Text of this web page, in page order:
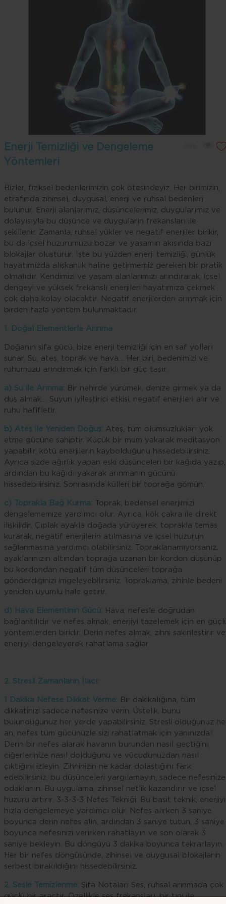
Enerji Temizliği ve Dengeleme
Yöntemleri
Bizler, fiziksel bedenlerimizin çok ötesindeyiz. Her birimizin,
etrafında zihinsel, duygusal, enerji ve ruhsal bedenleri
bulunur. Enerji alanlarımız, düşüncelerimiz, duygularımız ve
dolayısıyla bu düşünce ve duyguların frekansları ile
şekillenir. Zamanla, ruhsal yükler ve negatif enerjiler birikir,
bu da içsel huzurumuzu bozar ve yaşamın akışında bazı
blokajlar oluşturur. İşte bu yüzden enerji temizliği, günlük
hayatımızda alışkanlık haline getirmemiz gereken bir pratik
olmalıdır. Kendimizi ve yaşam alanlarımızı arındırarak, içsel
dengeyi ve yüksek frekanslı enerjileri hayatımıza çekmek
çok daha kolay olacaktır. Negatif enerjilerden arınmak için
birden fazla yöntem bulunmaktadır.
1. Doğal Elementlerle Arınma
Doğanın şifa gücü, bize enerji temizliği için en saf yolları
sunar. Su, ateş, toprak ve hava… Her biri, bedenimizi ve
ruhumuzu arındırmak için farklı bir güç taşır.
a) Su ile Arınma: Bir nehirde yürümek, denize girmek ya da
duş almak… Suyun iyileştirici etkisi, negatif enerjileri alır ve
ruhu hafifletir.
b) Ateş ile Yeniden Doğuş: Ateş, tüm olumsuzlukları yok
etme gücüne sahiptir. Küçük bir mum yakarak meditasyon
yapabilir, kötü enerjilerin kaybolduğunu hissedebilirsiniz.
Ayrıca sizde ağırlık yapan eski düşünceleri bir kağıda yazıp,
ardından bu kağıdı yakarak arınmanın gücünü
hissedebilirsiniz. Sonrasında külleri bir toprağa gömün.
c) Toprakla Bağ Kurma:
Toprak, bedensel enerjimizi
dengelememize yardımcı olur. Ayrıca, kök çakra ile direkt
ilişkilidir. Çıplak ayakla doğada yürüyerek, toprakla temas
kurarak, negatif enerjilerin atılmasına ve içsel huzurun
sağlanmasına yardımcı olabilirsiniz. Topraklanamıyorsanız,
ayaklarınızın altından toprağa uzanan bir kordon düşünüp
bu kordondan negatif tüm düşünceleri toprağa
gönderdiğinizi imgeleyebilirsiniz. Topraklama, zihinle bedeni
yeniden uyumlu hale getirir.
d) Hava Elementinin Gücü: Hava, nefesle doğrudan
bağlantılıdır ve nefes almak, enerjiyi tazelemek için en
yöntemlerden biridir. Derin nefes almak, zihni sakinleştirir ve
enerjiyi dengeleyerek rahatlama sağlar.
2. Stresli Zamanların İlacı:
1 Dakika Nefese Dikkat Verme: Bir dakikalığına, tüm
dikkatinizi sadece nefesinize verin. Üstelik, bunu
bulunduğunuz her yerde yapabilirsiniz. Stresli olduğunuz
an, nefes tüm gücünüzle sizi rahatlatmak için yanınızda!
Derin bir nefes alarak havanın burundan nasıl geçtiğini,
ciğerlerinize nasıl dolduğunu ve vücudunuzdan nasıl
çıktığını izleyin. Zihninizin ne kadar dolaştığını fark
edebilirsiniz, bu düşünceleri yargılamayın, sadece nefesinize
odaklanın. Bu uygulama, zihinsel netlik kazandırır ve içsel
huzuru artırır. 3-3-3-3 Nefes Tekniği: Bu basit teknik, enerjiyi
hızla dengelemeye yardımcı olur. Nefes alırken 3 saniye
boyunca derin nefes alın, ardından 3 saniye tutun, 3 saniye
boyunca nefesinizi verirken rahatlayın ve son olarak 3
saniye bekleyin. Bu döngüyü 3 dakika boyunca tekrarlayın.
Her bir nefes döngüsünde, zihinsel ve duygusal blokajların
serbest bırakıldığını hissedebilirsiniz.
2. Sesle Temizlenme: Şifa Notaları Ses, ruhsal arınmada çok
güçlü bir araçtır. Özellikle ses frekansları, bir tını ile